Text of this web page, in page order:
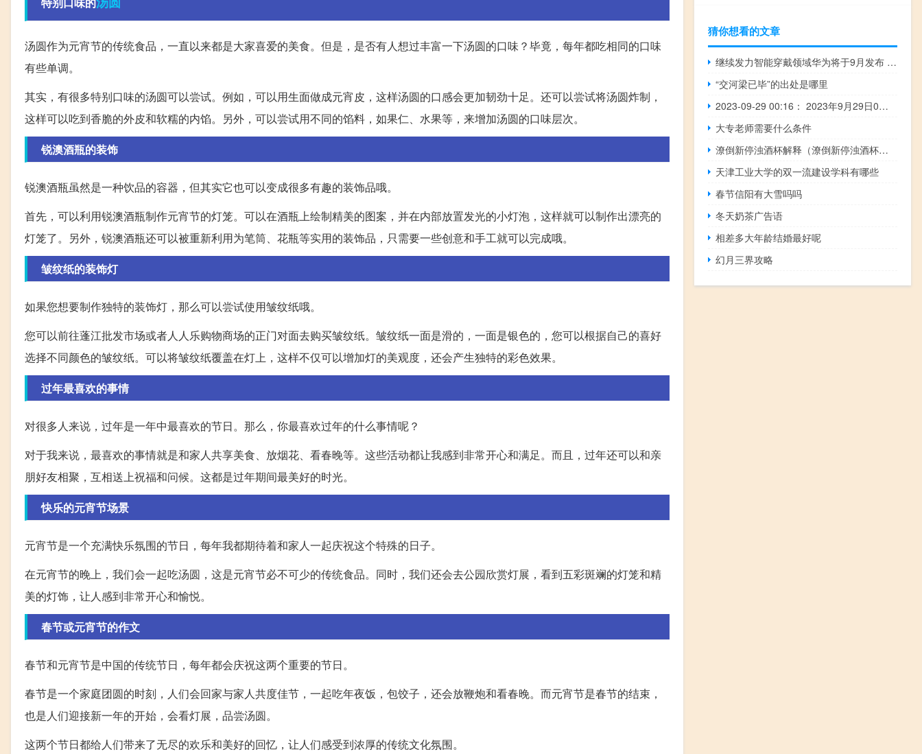
汤圆作为元宵节的传统食品，一直以来都是大家喜爱的美食。但是，是否有人想过丰富一下汤圆的口味？毕竟，每年都吃相同的口味
有些单调。
其实，有很多特别口味的汤圆可以尝试。例如，可以用生面做成元宵皮，这样汤圆的口感会更加韧劲十足。还可以尝试将汤圆炸制，
这样可以吃到香脆的外皮和软糯的内馅。另外，可以尝试用不同的馅料，如果仁、水果等，来增加汤圆的口味层次。
锐澳酒瓶的装饰
锐澳酒瓶虽然是一种饮品的容器，但其实它也可以变成很多有趣的装饰品哦。
首先，可以利用锐澳酒瓶制作元宵节的灯笼。可以在酒瓶上绘制精美的图案，并在内部放置发光的小灯泡，这样就可以制作出漂亮的
灯笼了。另外，锐澳酒瓶还可以被重新利用为笔筒、花瓶等实用的装饰品，只需要一些创意和手工就可以完成哦。
皱纹纸的装饰灯
如果您想要制作独特的装饰灯，那么可以尝试使用皱纹纸哦。
您可以前往蓬江批发市场或者人人乐购物商场的正门对面去购买皱纹纸。皱纹纸一面是滑的，一面是银色的，您可以根据自己的喜好
选择不同颜色的皱纹纸。可以将皱纹纸覆盖在灯上，这样不仅可以增加灯的美观度，还会产生独特的彩色效果。
过年最喜欢的事情
对很多人来说，过年是一年中最喜欢的节日。那么，你最喜欢过年的什么事情呢？
对于我来说，最喜欢的事情就是和家人共享美食、放烟花、看春晚等。这些活动都让我感到非常开心和满足。而且，过年还可以和亲
朋好友相聚，互相送上祝福和问候。这都是过年期间最美好的时光。
快乐的元宵节场景
元宵节是一个充满快乐氛围的节日，每年我都期待着和家人一起庆祝这个特殊的日子。
在元宵节的晚上，我们会一起吃汤圆，这是元宵节必不可少的传统食品。同时，我们还会去公园欣赏灯展，看到五彩斑斓的灯笼和精
美的灯饰，让人感到非常开心和愉悦。
春节或元宵节的作文
春节和元宵节是中国的传统节日，每年都会庆祝这两个重要的节日。
春节是一个家庭团圆的时刻，人们会回家与家人共度佳节，一起吃年夜饭，包饺子，还会放鞭炮和看春晚。而元宵节是春节的结束，
也是人们迎接新一年的开始，会看灯展，品尝汤圆。
这两个节日都给人们带来了无尽的欢乐和美好的回忆，让人们感受到浓厚的传统文化氛围。
猜你想看的文章
继续发力智能穿戴领域华为将于9月发布 Watch GT4 系列
“交河梁已毕”的出处是哪里
2023-09-29 00:16： 2023年9月29日0时12分，G2503南京绕城高速南京四桥段由南京往六合方向42K离四桥服务区5公里附近事故处理结束，交通恢复通行。 ​​​
大专老师需要什么条件
潦倒新停浊酒杯解释（潦倒新停浊酒杯的意思）
天津工业大学的双一流建设学科有哪些
春节信阳有大雪吗吗
冬天奶茶广告语
相差多大年龄结婚最好呢
幻月三界攻略